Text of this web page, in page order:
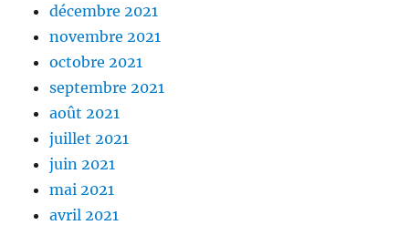
décembre 2021
novembre 2021
octobre 2021
septembre 2021
août 2021
juillet 2021
juin 2021
mai 2021
avril 2021